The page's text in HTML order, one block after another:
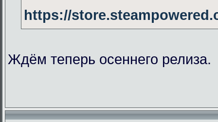
https://
Ждём теперь осеннего релиза.